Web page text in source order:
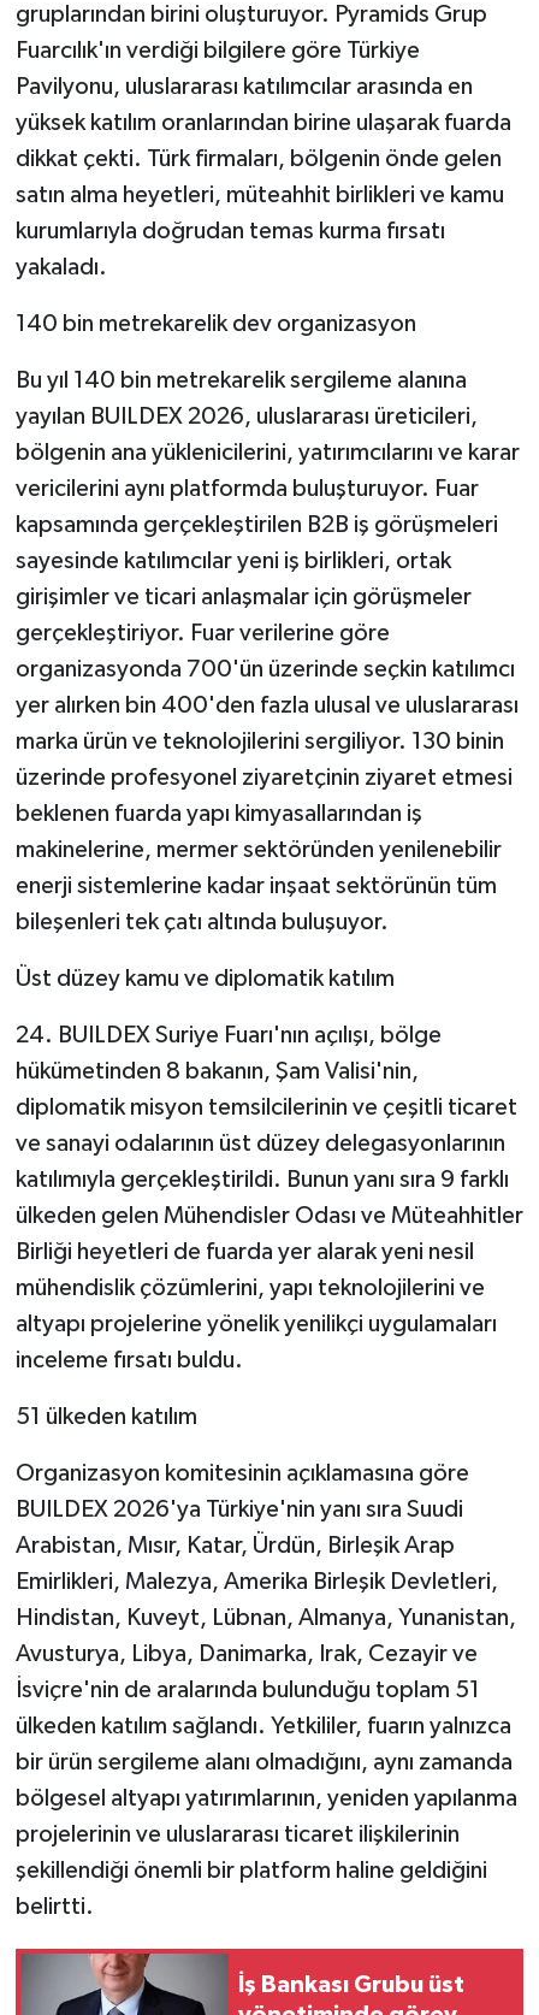
gruplarından birini oluşturuyor. Pyramids Grup
Fuarcılık'ın verdiği bilgilere göre Türkiye
Pavilyonu, uluslararası katılımcılar arasında en
yüksek katılım oranlarından birine ulaşarak fuarda
dikkat çekti. Türk firmaları, bölgenin önde gelen
satın alma heyetleri, müteahhit birlikleri ve kamu
kurumlarıyla doğrudan temas kurma fırsatı
yakaladı.
140 bin metrekarelik dev organizasyon
Bu yıl 140 bin metrekarelik sergileme alanına
yayılan BUILDEX 2026, uluslararası üreticileri,
bölgenin ana yüklenicilerini, yatırımcılarını ve karar
vericilerini aynı platformda buluşturuyor. Fuar
kapsamında gerçekleştirilen B2B iş görüşmeleri
sayesinde katılımcılar yeni iş birlikleri, ortak
girişimler ve ticari anlaşmalar için görüşmeler
gerçekleştiriyor. Fuar verilerine göre
organizasyonda 700'ün üzerinde seçkin katılımcı
yer alırken bin 400'den fazla ulusal ve uluslararası
marka ürün ve teknolojilerini sergiliyor. 130 binin
üzerinde profesyonel ziyaretçinin ziyaret etmesi
beklenen fuarda yapı kimyasallarından iş
makinelerine, mermer sektöründen yenilenebilir
enerji sistemlerine kadar inşaat sektörünün tüm
bileşenleri tek çatı altında buluşuyor.
Üst düzey kamu ve diplomatik katılım
24. BUILDEX Suriye Fuarı'nın açılışı, bölge
hükümetinden 8 bakanın, Şam Valisi'nin,
diplomatik misyon temsilcilerinin ve çeşitli ticaret
ve sanayi odalarının üst düzey delegasyonlarının
katılımıyla gerçekleştirildi. Bunun yanı sıra 9 farklı
ülkeden gelen Mühendisler Odası ve Müteahhitler
Birliği heyetleri de fuarda yer alarak yeni nesil
mühendislik çözümlerini, yapı teknolojilerini ve
altyapı projelerine yönelik yenilikçi uygulamaları
inceleme fırsatı buldu.
51 ülkeden katılım
Organizasyon komitesinin açıklamasına göre
BUILDEX 2026'ya Türkiye'nin yanı sıra Suudi
Arabistan, Mısır, Katar, Ürdün, Birleşik Arap
Emirlikleri, Malezya, Amerika Birleşik Devletleri,
Hindistan, Kuveyt, Lübnan, Almanya, Yunanistan,
Avusturya, Libya, Danimarka, Irak, Cezayir ve
İsviçre'nin de aralarında bulunduğu toplam 51
ülkeden katılım sağlandı. Yetkililer, fuarın yalnızca
bir ürün sergileme alanı olmadığını, aynı zamanda
bölgesel altyapı yatırımlarının, yeniden yapılanma
projelerinin ve uluslararası ticaret ilişkilerinin
şekillendiği önemli bir platform haline geldiğini
belirtti.
İş Bankası Grubu üst
POLİTİKA
Sağlık
SİYASET
SPOR HABERLERİ
ÜLKE GÜNDEMİ
YAŞAM
Yerel Haberler